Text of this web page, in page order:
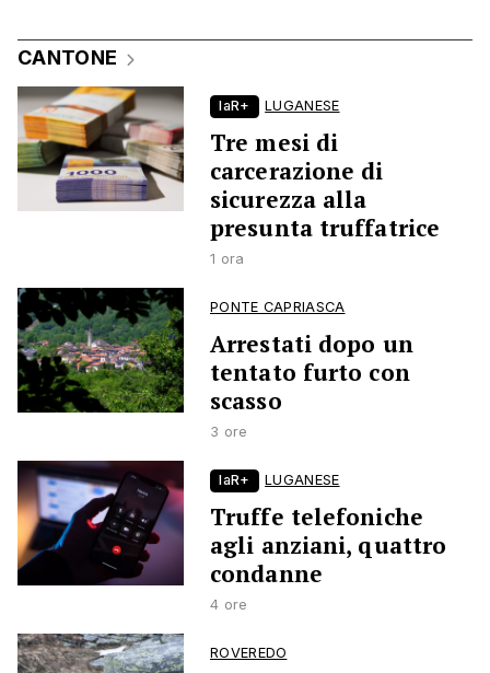
CANTONE
laR+ LUGANESE
Tre mesi di
carcerazione di
sicurezza alla
presunta truffatrice
1 ora
PONTE CAPRIASCA
Arrestati dopo un
tentato furto con
scasso
3 ore
laR+ LUGANESE
Truffe telefoniche
agli anziani, quattro
condanne
4 ore
ROVEREDO